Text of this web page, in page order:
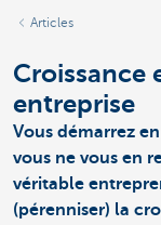
Articles
Croissance
entreprise
Vous démarrez
vous ne vous en
véritable
(pérenniser) la